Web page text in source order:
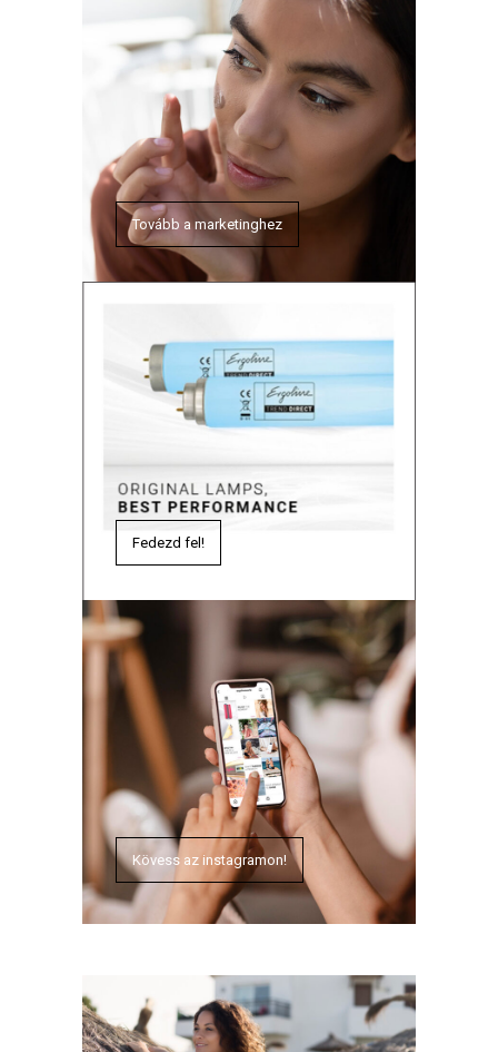
Tovább a marketinghez
Fedezd fel!
Kövess az instagramon!